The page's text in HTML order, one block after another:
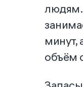
минут,
объём